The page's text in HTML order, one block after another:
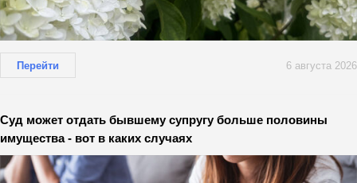
Перейти 6 августа 2026
Суд может отдать бывшему супругу больше половины
имущества - вот в каких случаях